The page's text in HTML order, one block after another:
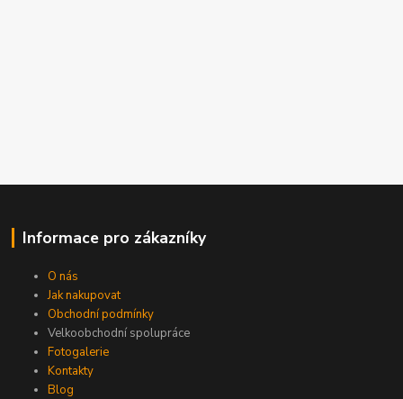
Informace pro zákazníky
O nás
Jak nakupovat
Obchodní podmínky
Velkoobchodní spolupráce
Fotogalerie
Kontakty
Blog